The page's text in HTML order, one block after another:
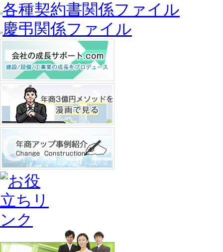
各種契約書関係ファイル
慶弔関係ファイル